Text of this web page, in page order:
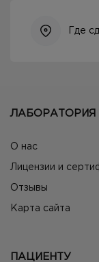
Где
ЛАБОРАТОРИЯ
О нас
Лицензии и
Отзывы
Карта сайта
ПАЦИЕНТУ